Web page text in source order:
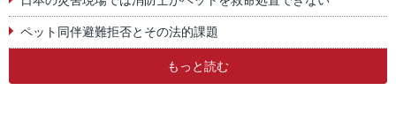
ペット同伴避難拒否とその法的課題
もっと読む